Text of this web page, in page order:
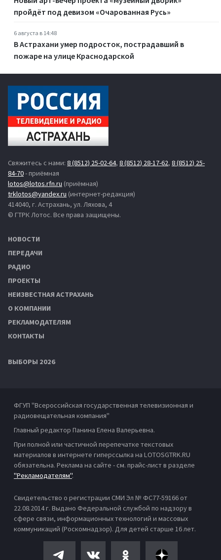
пройдёт под девизом «Очарованная Русь»
6 августа в 14:48
В Астрахани умер подросток, пострадавший в
пожаре на улице Краснодарской
Свяжитесь с нами: 8 (8512) 25-02-64, 8 (8512) 28-17-62, 8 (8512) 25-
84-70- приёмная
lotos@lotos.rfn.ru (приёмная)
trklotos@yandex.ru (интернет-редакция)
414040, г. Астрахань, ул. Ляхова, 4
© ГТРК Лотос. Все права защищены.
НОВОСТИ
ПЕРЕДАЧИ
РАДИО
ПРОЕКТЫ
НЕИЗВЕСТНАЯ АСТРАХАНЬ
О КОМПАНИИ
РЕКЛАМОДАТЕЛЯМ
КОНТАКТЫ
ВЫБОРЫ 2026
ФГУП "Всероссийская государственная телевизионная и
радиовещательная компания"
Главный редактор Панина Елена Валерьевна.
При полной или частичной перепечатке текстовых
материалов в интернете гиперссылка на LOTOSGTRK.RU
обязательна. Реклама на сайте - см. прайс-лист в разделе
"Рекламодателям".
Свидетельство о регистрации СМИ Эл № ФС77-59166 от
22.08.2014 г. Выдано Федеральной службой по надзору в
сфере связи, информационных технологий и массовых
коммуникаций (Роскомнадзор). Для детей старше 16 лет.